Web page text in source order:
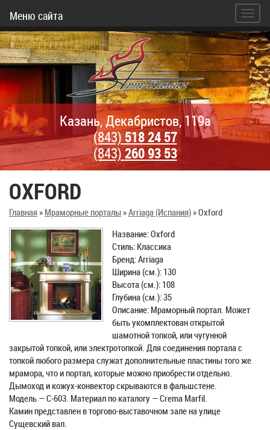
Меню сайта
Казань, Декабристов, 119а
(843)518 24 57
(843)260 93 53
OXFORD
Главная» Мраморные порталы»Arriaga (Испания)»Oxford
Название: Oxford
Стиль: Классика
Бренд: Arriaga
Ширина (см.): 130
Высота (см.): 108
Глубина (см.): 35
Описание: Мраморный портал. Может
быть укомплектован открытой
шамотной топкой, или чугунной
закрытой топкой, или электротопкой. Для соединения портала с
топкой любого размера служат дополнительные пластины того же
мрамора, что и портал, которые можно приобрести отдельно.
Дымоход и кожух-конвектор скрываются в фальшстене.
Модель — С-603. Материал по каталогу — Crema Marfil.
Камин представлен в торгово-выставочном зале на улице
Сущевский вал.